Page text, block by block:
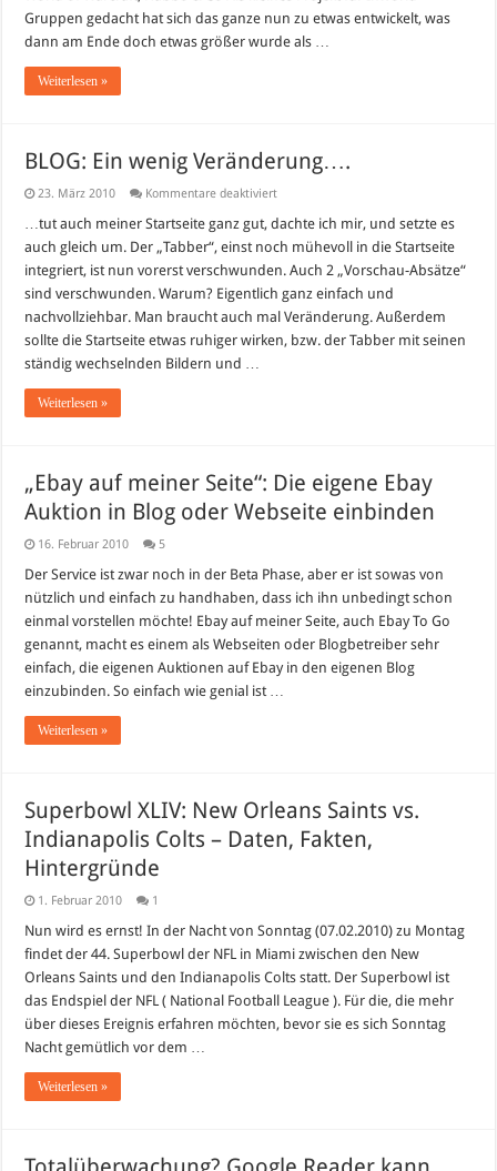
Gruppen gedacht hat sich das ganze nun zu etwas entwickelt, was
dann am Ende doch etwas größer wurde als …
Weiterlesen »
BLOG: Ein wenig Veränderung….
23. März 2010 Kommentare deaktiviertfür
Ein
Veränderung….
…tut auch meiner Startseite ganz gut, dachte ich mir, und setzte es
auch gleich um. Der „Tabber“, einst noch mühevoll in die Startseite
integriert, ist nun vorerst verschwunden. Auch 2 „Vorschau-Absätze“
sind verschwunden. Warum? Eigentlich ganz einfach und
nachvollziehbar. Man braucht auch mal Veränderung. Außerdem
sollte die Startseite etwas ruhiger wirken, bzw. der Tabber mit seinen
ständig wechselnden Bildern und …
Weiterlesen »
„Ebay auf meiner Seite“: Die eigene Ebay
Auktion in Blog oder Webseite einbinden
16. Februar 2010 5
Der Service ist zwar noch in der Beta Phase, aber er ist sowas von
nützlich und einfach zu handhaben, dass ich ihn unbedingt schon
einmal vorstellen möchte! Ebay auf meiner Seite, auch Ebay To Go
genannt, macht es einem als Webseiten oder Blogbetreiber sehr
einfach, die eigenen Auktionen auf Ebay in den eigenen Blog
einzubinden. So einfach wie genial ist …
Weiterlesen »
Superbowl XLIV: New Orleans Saints vs.
Indianapolis Colts – Daten, Fakten,
Hintergründe
1. Februar 2010 1
Nun wird es ernst! In der Nacht von Sonntag (07.02.2010) zu Montag
findet der 44. Superbowl der NFL in Miami zwischen den New
Orleans Saints und den Indianapolis Colts statt. Der Superbowl ist
das Endspiel der NFL ( National Football League ). Für die, die mehr
über dieses Ereignis erfahren möchten, bevor sie es sich Sonntag
Nacht gemütlich vor dem …
Weiterlesen »